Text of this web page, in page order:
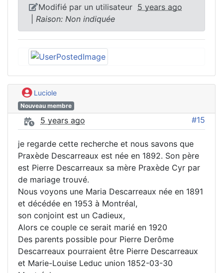
Modifié par un utilisateur 5 years ago
Raison: Non indiquée
Luciole
Nouveau membre
5 years ago #15
je regarde cette recherche et nous savons que
Praxède Descarreaux est née en 1892. Son père
est Pierre Descarreaux sa mère Praxède Cyr par
de mariage trouvé.
Nous voyons une Maria Descarreaux née en 1891
et décédée en 1953 à Montréal,
son conjoint est un Cadieux,
Alors ce couple ce serait marié en 1920
Des parents possible pour Pierre Derôme
Descarreaux pourraient être Pierre Descarreaux
et Marie-Louise Leduc union 1852-03-30